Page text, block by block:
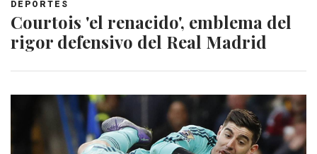
DEPORTES
Courtois 'el renacido', emblema del
rigor defensivo del Real Madrid